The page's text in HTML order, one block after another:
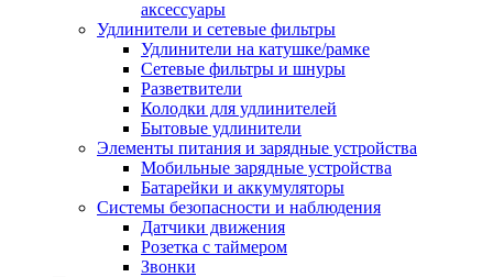
аксессуары
Удлинители и сетевые фильтры
Удлинители на катушке/рамке
Сетевые фильтры и шнуры
Разветвители
Колодки для удлинителей
Бытовые удлинители
Элементы питания и зарядные устройства
Мобильные зарядные устройства
Батарейки и аккумуляторы
Системы безопасности и наблюдения
Датчики движения
Розетка с таймером
Звонки